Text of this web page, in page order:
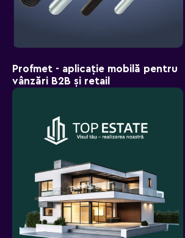
Profmet - aplicație mobilă pentru
vânzări B2B și retail